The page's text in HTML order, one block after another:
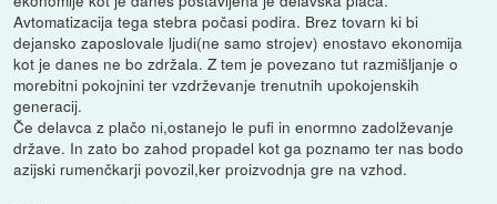
Avtomatizacija tega stebra počasi podira. Brez tovarn ki bi
dejansko zaposlovale ljudi(ne samo strojev) enostavo ekonomija
kot je danes ne bo zdržala. Z tem je povezano tut razmišljanje o
morebitni pokojnini ter vzdrževanje trenutnih upokojenskih
generacij.
Če delavca z plačo ni,ostanejo le pufi in enormno zadolževanje
države. In zato bo zahod propadel kot ga poznamo ter nas bodo
azijski rumenčkarji povozil,ker proizvodnja gre na vzhod.